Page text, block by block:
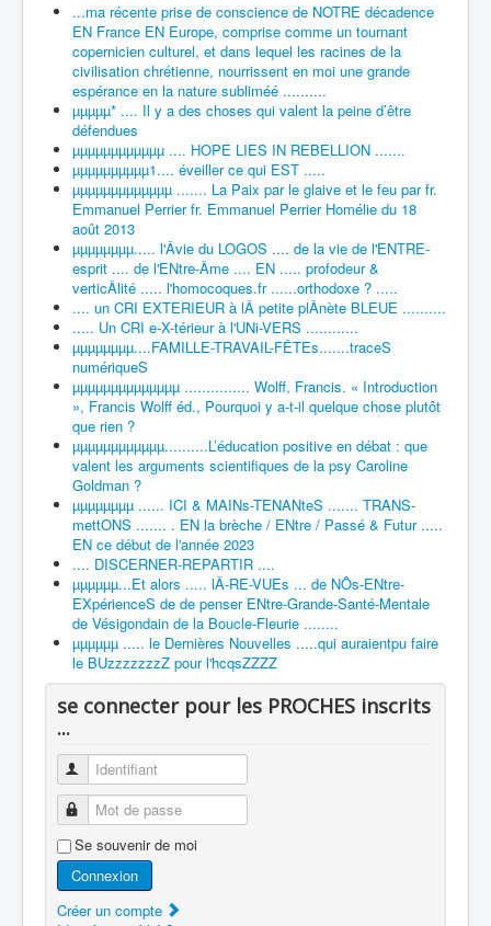
...ma récente prise de conscience de NOTRE décadence
EN France EN Europe, comprise comme un tournant
copernicien culturel, et dans lequel les racines de la
civilisation chrétienne, nourrissent en moi une grande
espérance en la nature subliméé ..........
µµµµµ* .... Il y a des choses qui valent la peine d’être
défendues
µµµµµµµµµµµµ .... HOPE LIES IN REBELLION .......
µµµµµµµµµµ1.... éveiller ce qui EST .....
µµµµµµµµµµµµµ ....... La Paix par le glaive et le feu par fr.
Emmanuel Perrier fr. Emmanuel Perrier Homélie du 18
août 2013
µµµµµµµµ..... l'Âvie du LOGOS .... de la vie de l'ENTRE-
esprit .... de l'ENtre-Âme .... EN ..... profodeur &
verticÂlité ..... l'homocoques.fr ......orthodoxe ? .....
.... un CRI EXTERIEUR à lÂ petite plÂnète BLEUE ..........
..... Un CRI e-X-térieur à l'UNi-VERS ............
µµµµµµµµ....FAMILLE-TRAVAIL-FÊTEs.......traceS
numériqueS
µµµµµµµµµµµµµµ ............... Wolff, Francis. « Introduction
», Francis Wolff éd., Pourquoi y a-t-il quelque chose plutôt
que rien ?
µµµµµµµµµµµµ..........L’éducation positive en débat : que
valent les arguments scientifiques de la psy Caroline
Goldman ?
µµµµµµµµ ...... ICI & MAINs-TENANteS ....... TRANS-
mettONS ....... . EN la brèche / ENtre / Passé & Futur .....
EN ce début de l'année 2023
.... DISCERNER-REPARTIR ....
µµµµµµ...Et alors ..... lÂ-RE-VUEs ... de NÔs-ENtre-
EXpérienceS de de penser ENtre-Grande-Santé-Mentale
de Vésigondain de la Boucle-Fleurie ........
µµµµµµ ..... le Dernières Nouvelles .....qui auraientpu faire
le BUzzzzzzzZ pour l'hcqsZZZZ
se connecter pour les PROCHES inscrits
...
Identifiant
Mot de passe
Se souvenir de moi
Connexion
Créer un compte